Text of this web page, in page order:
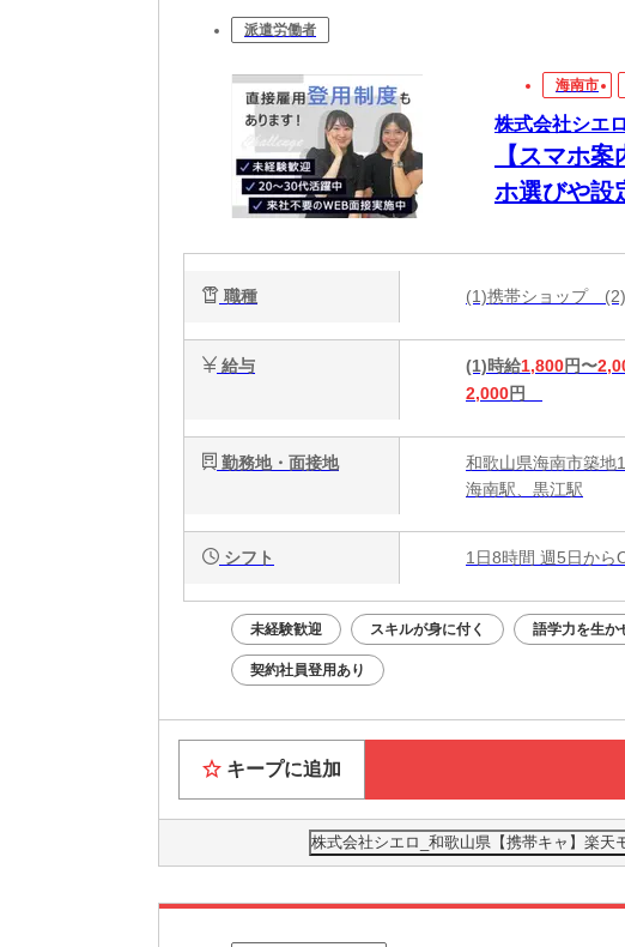
派遣労働者
海南市
株式会社シエ
【スマホ
ホ選びや設
いあなたに
WEB面談◎
職種 (1)携帯ショップ
給与 (1)時給1,800円〜
2,000円
勤務地・面接地
和歌山県海南市築地
海南駅、黒江駅
シフト 1日8時間 週5日から
未経験歓迎 スキルが身に付く 語学力を生か
契約社員登用あり
キープに追加
株式会社シエロ_和歌山県【携帯キャ】楽